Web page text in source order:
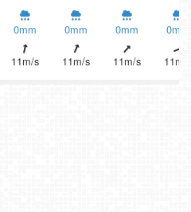
0mm
11m/s
0mm
11m/s
0mm
11m/s
0mm
11m/s